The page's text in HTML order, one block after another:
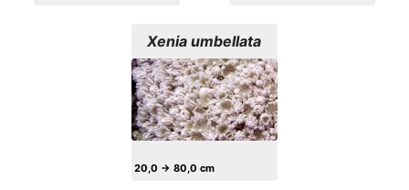
Xenia umbellata
20,0 → 80,0 cm